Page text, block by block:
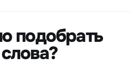
подобрать
слова?